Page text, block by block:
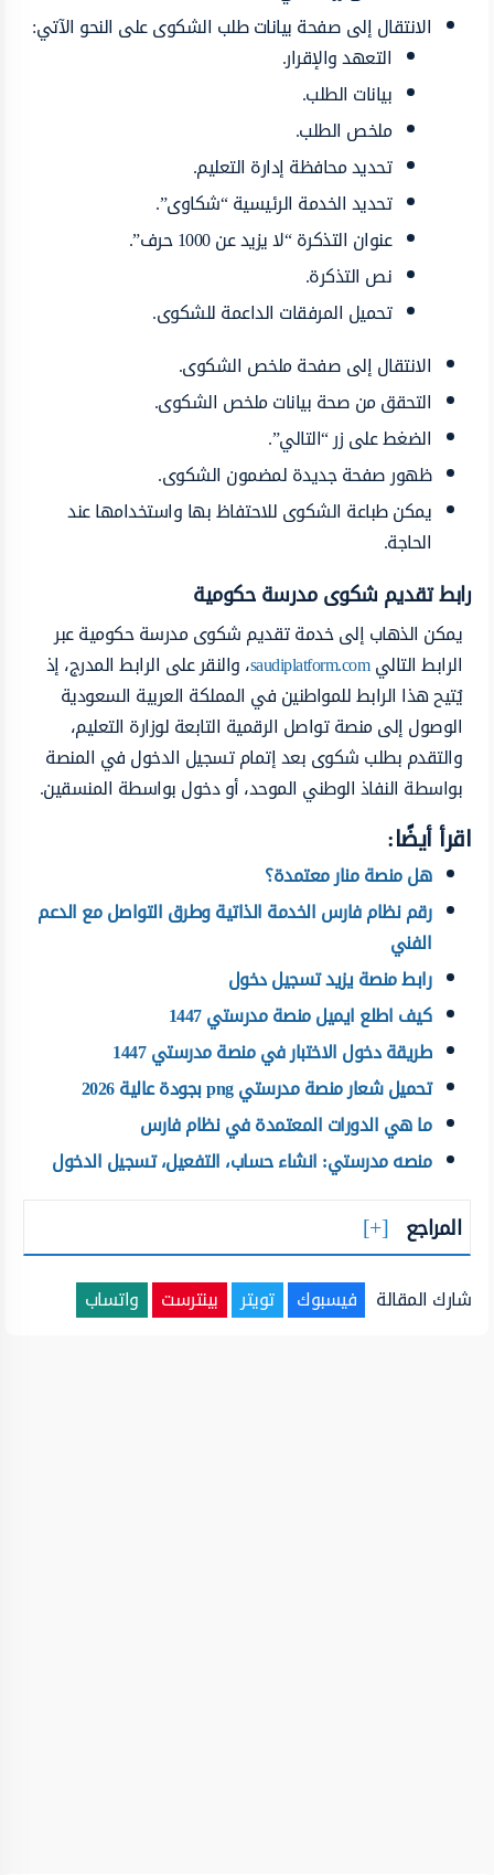
الانتقال إلى صفحة بيانات طلب الشكوى على النحو الآتي:
التعهد والإقرار.
بيانات الطلب.
ملخص الطلب.
تحديد محافظة إدارة التعليم.
تحديد الخدمة الرئيسية “شكاوى”.
عنوان التذكرة “لا يزيد عن 1000 حرف”.
نص التذكرة.
تحميل المرفقات الداعمة للشكوى.
الانتقال إلى صفحة ملخص الشكوى.
التحقق من صحة بيانات ملخص الشكوى.
الضغط على زر “التالي”.
ظهور صفحة جديدة لمضمون الشكوى.
يمكن طباعة الشكوى للاحتفاظ بها واستخدامها عند
الحاجة.
رابط تقديم شكوى مدرسة حكومية
يمكن الذهاب إلى خدمة تقديم شكوى مدرسة حكومية عبر
الرابط التاليsaudiplatform.com، والنقر على الرابط المدرج، إذ
يُتيح هذا الرابط للمواطنين في المملكة العربية السعودية
الوصول إلى منصة تواصل الرقمية التابعة لوزارة التعليم،
والتقدم بطلب شكوى بعد إتمام تسجيل الدخول في المنصة
بواسطة النفاذ الوطني الموحد، أو دخول بواسطة المنسقين.
اقرأ أيضًا:
هل منصة منار معتمدة؟
رقم نظام فارس الخدمة الذاتية وطرق التواصل مع الدعم
الفني
رابط منصة يزيد تسجيل دخول
كيف اطلع ايميل منصة مدرستي 1447
طريقة دخول الاختبار في منصة مدرستي 1447
تحميل شعار منصة مدرستي png بجودة عالية 2026
ما هي الدورات المعتمدة في نظام فارس
منصه مدرستي: انشاء حساب، التفعيل، تسجيل الدخول
المراجع
شارك المقالة فيسبوك تويتر بينترست واتساب